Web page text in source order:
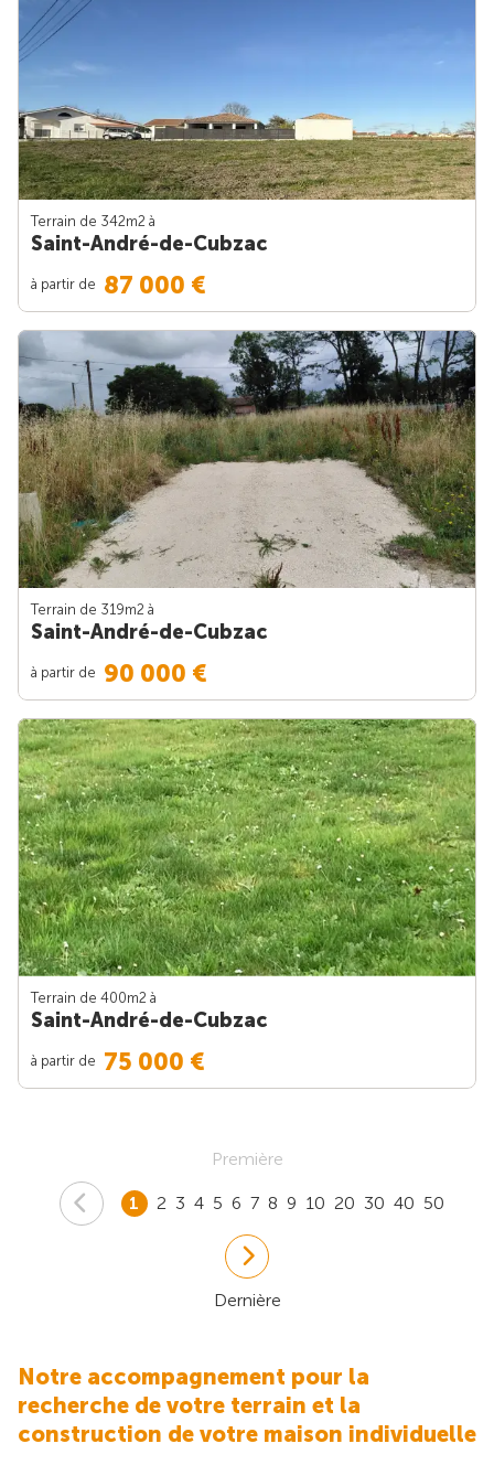
Terrain de 342m2 à
Saint-André-de-Cubzac
à partir de 87 000 €
Terrain de 319m2 à
Saint-André-de-Cubzac
à partir de 90 000 €
Terrain de 400m2 à
Saint-André-de-Cubzac
à partir de 75 000 €
Première
1 2 3 4 5 6 7 8 9 10 20 30 40 50
Dernière
Notre accompagnement pour la
recherche de votre terrain et la
construction de votre maison individuelle